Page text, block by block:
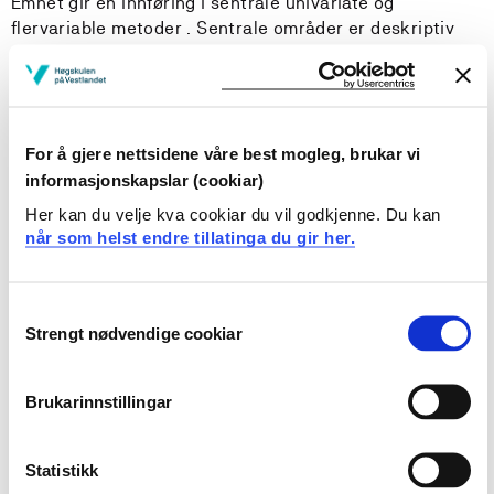
For å gjere nettsidene våre best mogleg, brukar vi
informasjonskapslar (cookiar)
Her kan du velje kva cookiar du vil godkjenne. Du kan
når som helst endre tillatinga du gir her.
Selection
Strengt nødvendige cookiar
Brukarinnstillingar
Statistikk
flervariable metoder . Sentrale områder er deskriptiv
konfidensintervall, varaiansanalyse, lineær regresjon,
Læringsutbytte
Etter fullført emne KJE115 Statistikk og kjemometri vil
Forklare fordelene med en multivariat eksperimentell
design
regresjon og variansanalyse
Forklare metoder for optimering av en respons